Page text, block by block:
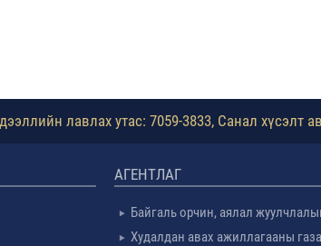
лавлах утас: 7059-3833, Санал хүсэлт
АГЕНТЛАГ
Байгаль орчин, аялал
Худалдан авах ажиллагааны